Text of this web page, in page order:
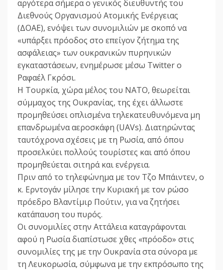
αργότερα σήμερα ο γενικός διευθυντής του
Διεθνούς Οργανισμού Ατομικής Ενέργειας
(ΔΟΑΕ), ενόψει των συνομιλιών με σκοπό να
«υπάρξει πρόοδος στο επείγον ζήτημα της
ασφάλειας» των ουκρανικών πυρηνικών
εγκαταστάσεων, ενημέρωσε μέσω Twitter ο
Ραφαέλ Γκρόσι.
Η Τουρκία, χώρα μέλος του NATO, θεωρείται
σύμμαχος της Ουκρανίας, της έχει άλλωστε
προμηθεύσει οπλισμένα τηλεκατευθυνόμενα μη
επανδρωμένα αεροσκάφη (UAVs). Διατηρώντας
ταυτόχρονα σχέσεις με τη Ρωσία, από όπου
προσελκύει πολλούς τουρίστες και από όπου
προμηθεύεται σιτηρά και ενέργεια.
Πριν από το τηλεφώνημα με τον Τζο Μπάιντεν, ο
κ. Ερντογάν μίλησε την Κυριακή με τον ρώσο
πρόεδρο Βλαντίμιρ Πούτιν, για να ζητήσει
κατάπαυση του πυρός.
Οι συνομιλίες στην Αττάλεια καταγράφονται
αφού η Ρωσία διαπίστωσε χθες «πρόοδο» στις
συνομιλίες της με την Ουκρανία στα σύνορα με
τη Λευκορωσία, σύμφωνα με την εκπρόσωπο της